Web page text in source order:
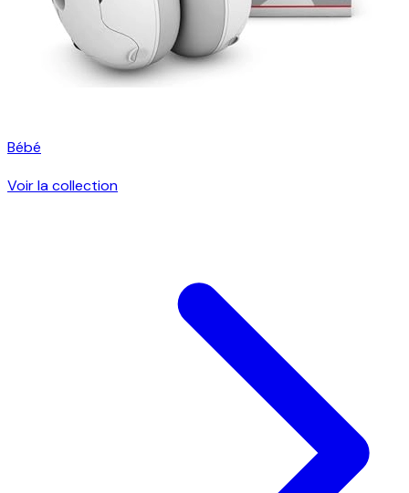
Bébé
Voir la collection